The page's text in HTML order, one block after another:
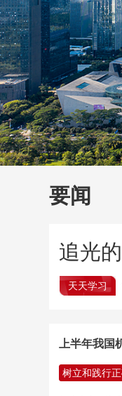
CCTV.节
要闻
追光
天天学习
上半年我
树立和践行